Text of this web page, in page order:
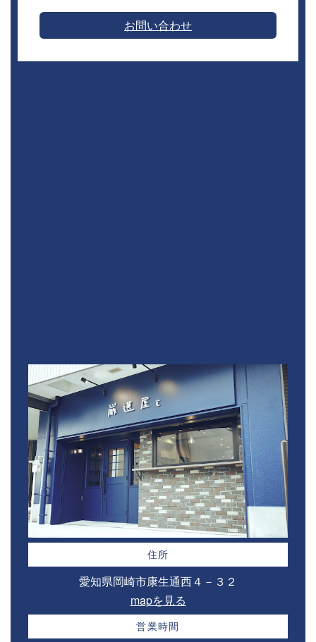
お問い合わせ
住所
愛知県岡崎市康生通西４－３２⁣
mapを見る
営業時間